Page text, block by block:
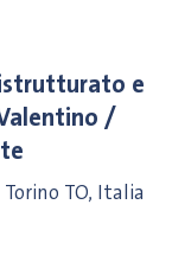
e
/
Torino TO, Italia